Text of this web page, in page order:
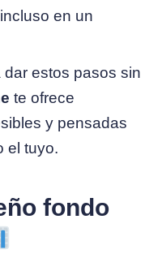
en un
estos pasos sin
te ofrece
y pensadas
el tuyo.
fondo